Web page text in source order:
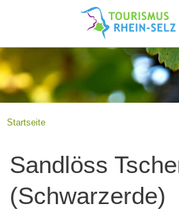
Rhein-
Kultur &
Startseite
Sandlöss
(Schwarzerde)